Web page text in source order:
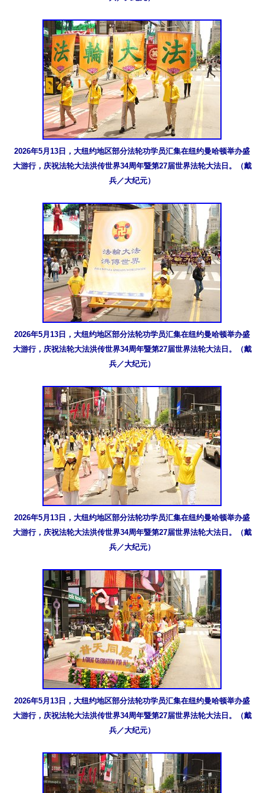
2026年5月13日，大纽约地区部分法轮功学员汇集在纽约曼哈顿举办盛
大游行，庆祝法轮大法洪传世界34周年暨第27届世界法轮大法日。（戴
兵／大纪元）
2026年5月13日，大纽约地区部分法轮功学员汇集在纽约曼哈顿举办盛
大游行，庆祝法轮大法洪传世界34周年暨第27届世界法轮大法日。（戴
兵／大纪元）
2026年5月13日，大纽约地区部分法轮功学员汇集在纽约曼哈顿举办盛
大游行，庆祝法轮大法洪传世界34周年暨第27届世界法轮大法日。（戴
兵／大纪元）
2026年5月13日，大纽约地区部分法轮功学员汇集在纽约曼哈顿举办盛
大游行，庆祝法轮大法洪传世界34周年暨第27届世界法轮大法日。（戴
兵／大纪元）